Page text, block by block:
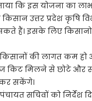
कि इस योजना का
किसान उत्तर प्रदेश कृषि
हैं। इसके लिए
किसानों की लागत कम
किट मिलने से छोटे और
कर सकेंगे।
सचिवों को निर्देश